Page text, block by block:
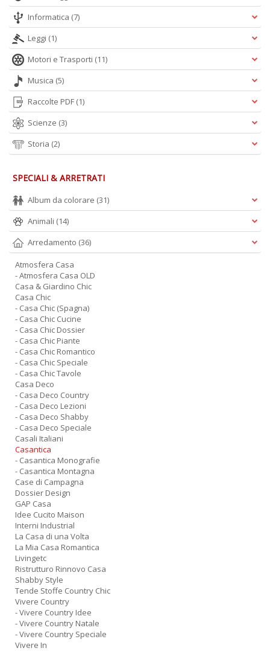
Informatica (7)
Leggi (1)
Motori e Trasporti (11)
Musica (5)
Raccolte PDF (1)
Scienze (3)
Storia (2)
SPECIALI & ARRETRATI
Album da colorare (31)
Animali (14)
Arredamento (36)
Atmosfera Casa
- Atmosfera Casa OLD
Casa & Giardino Chic
Casa Chic
- Casa Chic (Spagna)
- Casa Chic Cucine
- Casa Chic Dossier
- Casa Chic Piante
- Casa Chic Romantico
- Casa Chic Speciale
- Casa Chic Tavole
Casa Deco
- Casa Deco Country
- Casa Deco Lezioni
- Casa Deco Shabby
- Casa Deco Speciale
Casali Italiani
Casantica
- Casantica Monografie
- Casantica Montagna
Case di Campagna
Dossier Design
GAP Casa
Idee Cucito Maison
Interni Industrial
La Casa di una Volta
La Mia Casa Romantica
Livingetc
Ristrutturo Rinnovo Casa
Shabby Style
Tende Stoffe Country Chic
Vivere Country
- Vivere Country Idee
- Vivere Country Natale
- Vivere Country Speciale
Vivere In